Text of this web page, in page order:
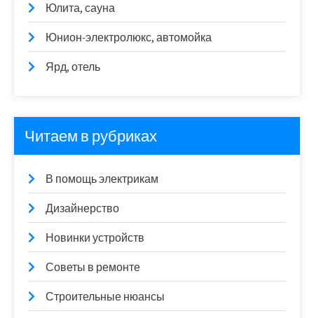
Юлита, сауна
Юнион-электролюкс, автомойка
Ярд, отель
Читаем в рубриках
В помощь электрикам
Дизайнерство
Новинки устройств
Советы в ремонте
Строительные нюансы